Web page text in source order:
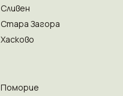
Сливен
Стара Загора
Хасково
Поморие